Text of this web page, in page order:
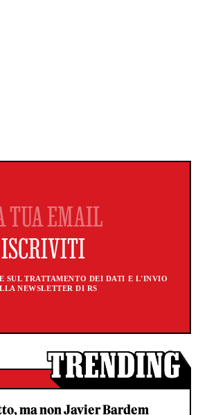
SUL TRATTAMENTO DEI DATI E L'INVIO
NEWSLETTER DI RS
ma non Javier Bardem